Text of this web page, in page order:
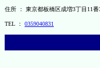
住所 ： 東京都板橋区成増3丁目
TEL ： 0359040831